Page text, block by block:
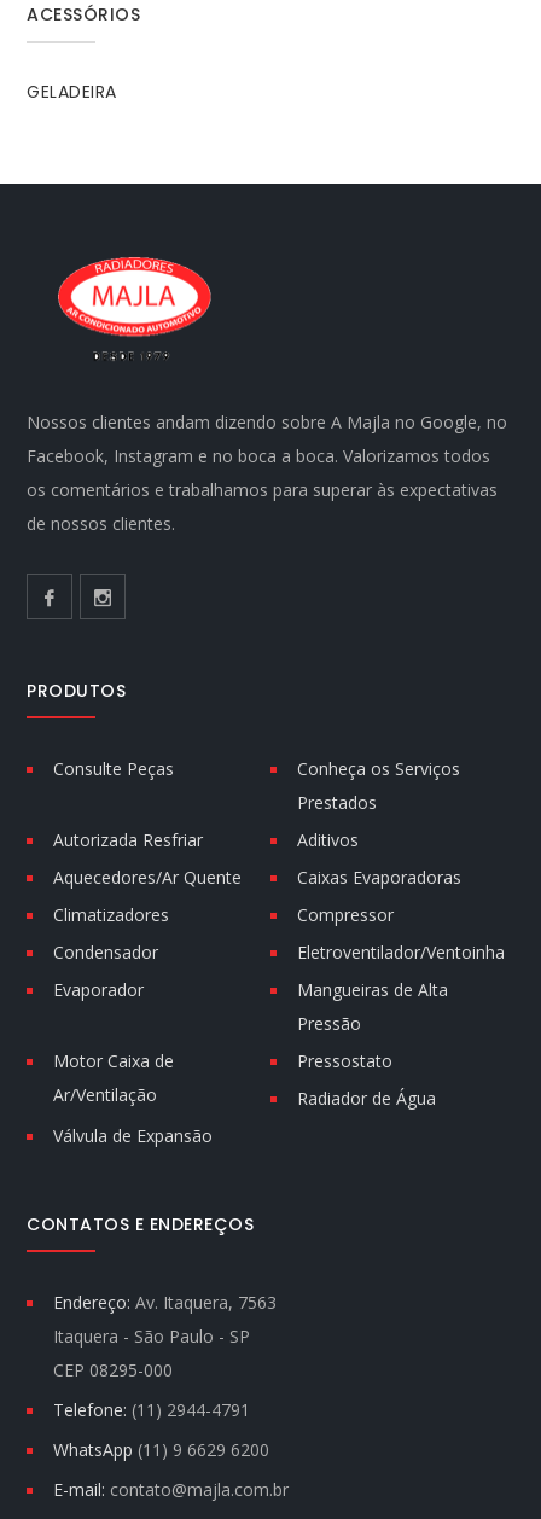
ACESSÓRIOS
GELADEIRA
Nossos clientes andam dizendo sobre A Majla no Google, no
Facebook, Instagram e no boca a boca. Valorizamos todos
os comentários e trabalhamos para superar às expectativas
de nossos clientes.
PRODUTOS
Consulte Peças
Conheça os Serviços
Prestados
Autorizada Resfriar
Aditivos
Aquecedores/Ar Quente
Caixas Evaporadoras
Climatizadores
Compressor
Condensador
Eletroventilador/Ventoinha
Evaporador
Mangueiras de Alta
Pressão
Motor Caixa de
Ar/Ventilação
Pressostato
Radiador de Água
Válvula de Expansão
CONTATOS E ENDEREÇOS
Endereço: Av. Itaquera, 7563
Itaquera - São Paulo - SP
CEP 08295-000
Telefone: (11) 2944-4791
WhatsApp (11) 9 6629 6200
E-mail: contato@majla.com.br